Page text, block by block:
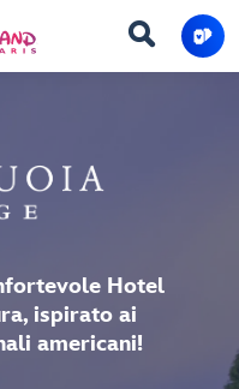
Hotel
ispirato ai
americani!